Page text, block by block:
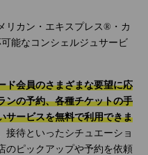
リカン・エキスプレス®・カ
能なコンシェルジュサービ
ド会員のさまざまな要望に応
ンの予約、各種チケットの手
サービスを無料で利用できま
接待といったシチュエーショ
のピックアップや予約を依頼